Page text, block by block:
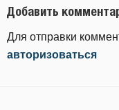
Добавить
Для отправки
авторизоваться